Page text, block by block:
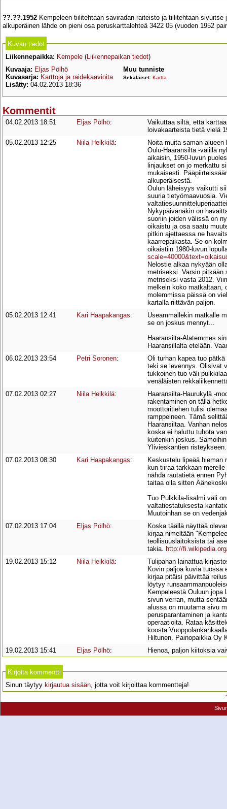
??.??.1952 Kempeleen tiilitehtaan saviradan raiteisto ja tiilitehtaan
alkuperäinen lähde on pieni osa peruskarttalehteä 3422 05 (vuoden 1952
Kuvan tiedot
Liikennepaikka: Kempele (Liikennepaikan tiedot)
Kuvaaja: Eljas Pölhö
Kuvasarja: Karttoja ja raidekaavioita
Lisätty: 04.02.2013 18:36
Muu tunniste
Sekalaiset: Kartta
Kommentit
04.02.2013 18:51 Eljas Pölhö:
Vaikuttaa siltä, että
loivakaarteista tietä vielä
05.02.2013 12:25
Niila Heikkilä:
Noita muita saman
Oulu-Haaransilta -välillä
aikaisin, 1950-luvun
linjaukset on jo merkattu
mukaisesti.
alkuperäisestä.
Oulun läheisyys vaikutti
suuria tietyömaavuosia.
Nykypäivänäkin on
suoriin joiden välissä on
oikaistu ja osa saatu
pitkin ajettaessa ne
kaarrepaikasta. Se on
oikaistiin 1980-luvun
Nelostie alkaa nykyään
metriseksi. Varsin pitkään
metriseksi vasta 2012.
melkein koko matkaltaan,
molemmissa päissä on
kartalla riittävän paljon.
05.02.2013 12:41
Kari Haapakangas:
Useammallekin matkalle
se on joskus mennyt...
Haaransilta-Alatemmes
Haaransillalta etelään.
06.02.2013 23:54
Petri Soronen:
Oli turhan kapea tuo
teki se levennys. Olisivat
tukkoinen tuo väli
venäläisten
07.02.2013 02:27
Niila Heikkilä:
Haaransilta-Haurukylä -
rakentaminen on tällä
moottoritiehen tulisi
ramppeineen. Tämä
Haaransiltaa. Vanhan
koska ei haluttu tuhota
kuitenkin joskus.
Ylivieskantien risteykseen.
07.02.2013 08:30
Kari Haapakangas:
Keskustelu lipeää hieman
kun tiiraa tarkkaan
nähdä rautatietä ennen
taitaa olla sitten
Tuo Pulkkila-Iisalmi väli
valtatiestatuksesta
Muutoinhan se on
07.02.2013 17:04
Eljas Pölhö:
Koska täällä näyttää
kirjaa nimeltään
teollisuuslaitoksista tai
takia. http://
19.02.2013 15:12
Niila Heikkilä:
Tulipahan lainattua
Kovin paljoa kuvia tuossa
kirjaa pitäisi päivittää
löytyy
Kempeleestä Ouluun
sivun verran, mutta
alussa on muutama sivu
perusparantaminen ja
operaatioita. Rataa
koosta
Hiltunen. Painopaikka Oy
19.02.2013 15:41
Eljas Pölhö: Hienoa, paljon kiitoksia
Kirjoita kommentti
Sinun täytyy kirjautua sisään, jotta voit kirjoittaa kommentteja!